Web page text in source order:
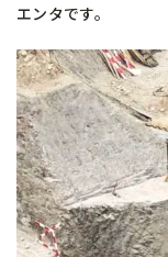
エンタです。